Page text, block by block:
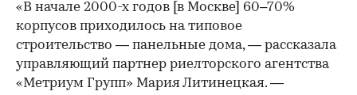
«В начале 2000-х годов [в Москве] 60–70%
корпусов приходилось на типовое
строительство — панельные дома, — рассказала
управляющий партнер риелторского агентства
«Метриум Групп» Мария Литинецкая. —